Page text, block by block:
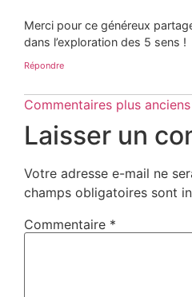
Merci pour ce généreux
dans l’exploration des 5 sens !
Répondre
Commentaires plus anciens
Laisser un
Votre adresse e-mail ne
champs obligatoires sont
Commentaire *